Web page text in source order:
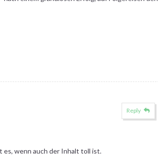
es, wenn auch der Inhalt toll ist.
Reply